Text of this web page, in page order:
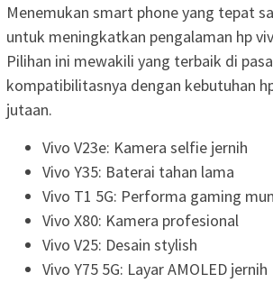
Menemukan smart phone yang tepat
untuk meningkatkan pengalaman hp
Pilihan ini mewakili yang terbaik di
kompatibilitasnya dengan kebutuhan
jutaan.
Vivo V23e: Kamera selfie jernih
Vivo Y35: Baterai tahan lama
Vivo T1 5G: Performa gaming
Vivo X80: Kamera profesional
Vivo V25: Desain stylish
Vivo Y75 5G: Layar AMOLED jernih